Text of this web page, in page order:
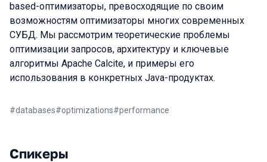
based-оптимизаторы, превосходящие по своим
возможностям оптимизаторы многих современных
СУБД. Мы рассмотрим теоретические проблемы
оптимизации запросов, архитектуру и ключевые
алгоритмы Apache Calcite, и примеры его
использования в конкретных Java-продуктах.
#databases#optimizations#performance
Спикеры